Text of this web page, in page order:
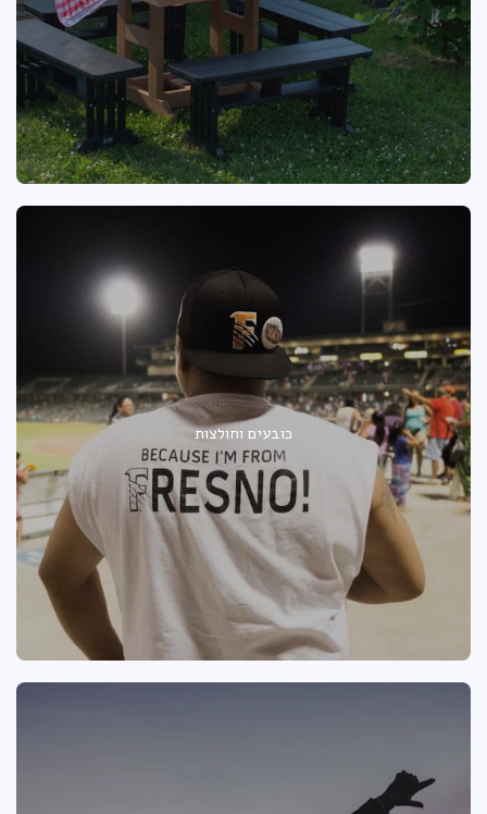
כובעים וחולצות